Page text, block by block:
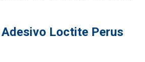
Loctite Perus